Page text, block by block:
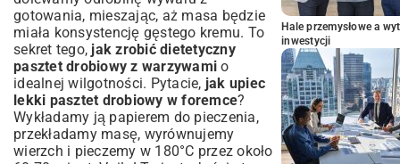
gotowania, mieszając, aż masa będzie
miała konsystencję gęstego kremu. To
sekret tego, jak zrobić dietetyczny
pasztet drobiowy z warzywami o
idealnej wilgotności. Pytacie, jak upiec
lekki pasztet drobiowy w foremce?
Wykładamy ją papierem do pieczenia,
przekładamy masę, wyrównujemy
wierzch i pieczemy w 180°C przez około
Hale przemysłowe a
inwestycji